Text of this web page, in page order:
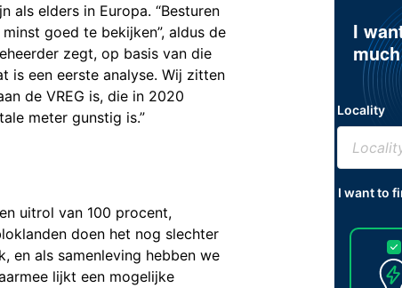
als elders in Europa. “Besturen
goed te bekijken”, aldus de
zegt, op basis van die
is een eerste analyse. Wij zitten
de VREG is, die in 2020
meter gunstig is.”
uitrol van 100 procent,
doen het nog slechter
en als samenleving hebben we
lijkt een mogelijke
I
Locality
I want to